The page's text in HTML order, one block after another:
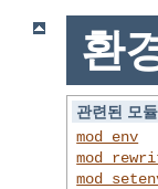
환
관련된 모듈
mod_env